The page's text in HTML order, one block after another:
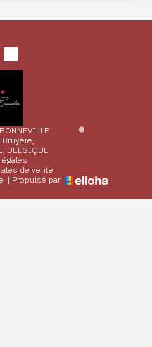
BELGIQUE
de vente
| Propulsé par